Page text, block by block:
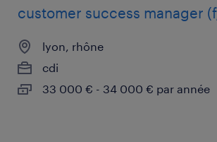
customer success manager
lyon, rhône
cdi
33 000 € - 34 000 € par année